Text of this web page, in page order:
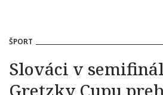
ŠPORT